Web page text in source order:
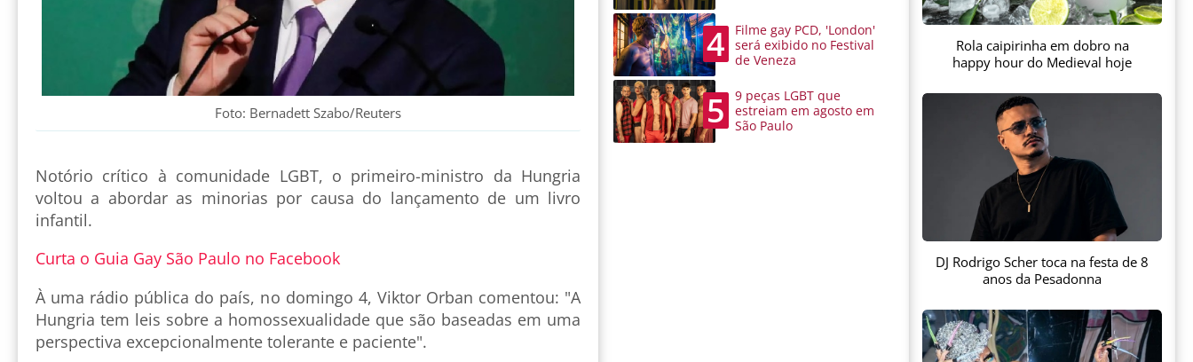
Foto: Bernadett Szabo/Reuters
Notório crítico à comunidade LGBT, o primeiro-ministro da Hungria
voltou a abordar as minorias por causa do lançamento de um livro
infantil.
Curta o Guia Gay São Paulo no Facebook
À uma rádio pública do país, no domingo 4, Viktor Orban comentou: "A
Hungria tem leis sobre a homossexualidade que são baseadas em uma
perspectiva excepcionalmente tolerante e paciente".
4
Filme gay PCD, 'London'
será exibido no Festival
de Veneza
5
9 peças LGBT que
estreiam em agosto em
São Paulo
Rola caipirinha em dobro na
happy hour do Medieval hoje
DJ Rodrigo Scher toca na festa de 8
anos da Pesadonna